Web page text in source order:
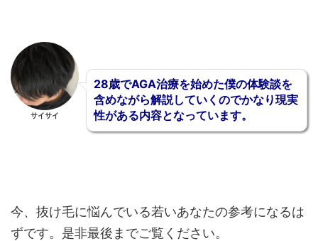
サイサイ
28歳でAGA治療を始めた僕の体験談を
含めながら解説していくのでかなり現実
性がある内容となっています。
今、抜け毛に悩んでいる若いあなたの参考になるは
ずです。是非最後までご覧ください。